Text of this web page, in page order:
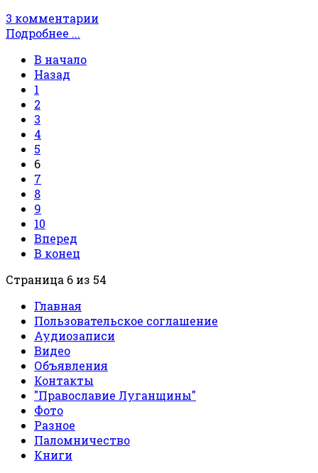
3 комментарии
Подробнее ...
В начало
Назад
1
2
3
4
5
6
7
8
9
10
Вперед
В конец
Страница 6 из 54
Главная
Пользовательское соглашение
Аудиозаписи
Видео
Объявления
Контакты
"Православие Луганщины"
Фото
Разное
Паломничество
Книги